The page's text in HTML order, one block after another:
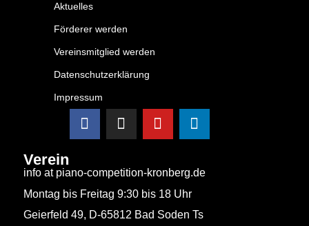
Aktuelles
Förderer werden
Vereinsmitglied werden
Datenschutzerklärung
Impressum
Verein
info at piano-competition-kronberg.de
Montag bis Freitag 9:30 bis 18 Uhr
Geierfeld 49, D-65812 Bad Soden Ts